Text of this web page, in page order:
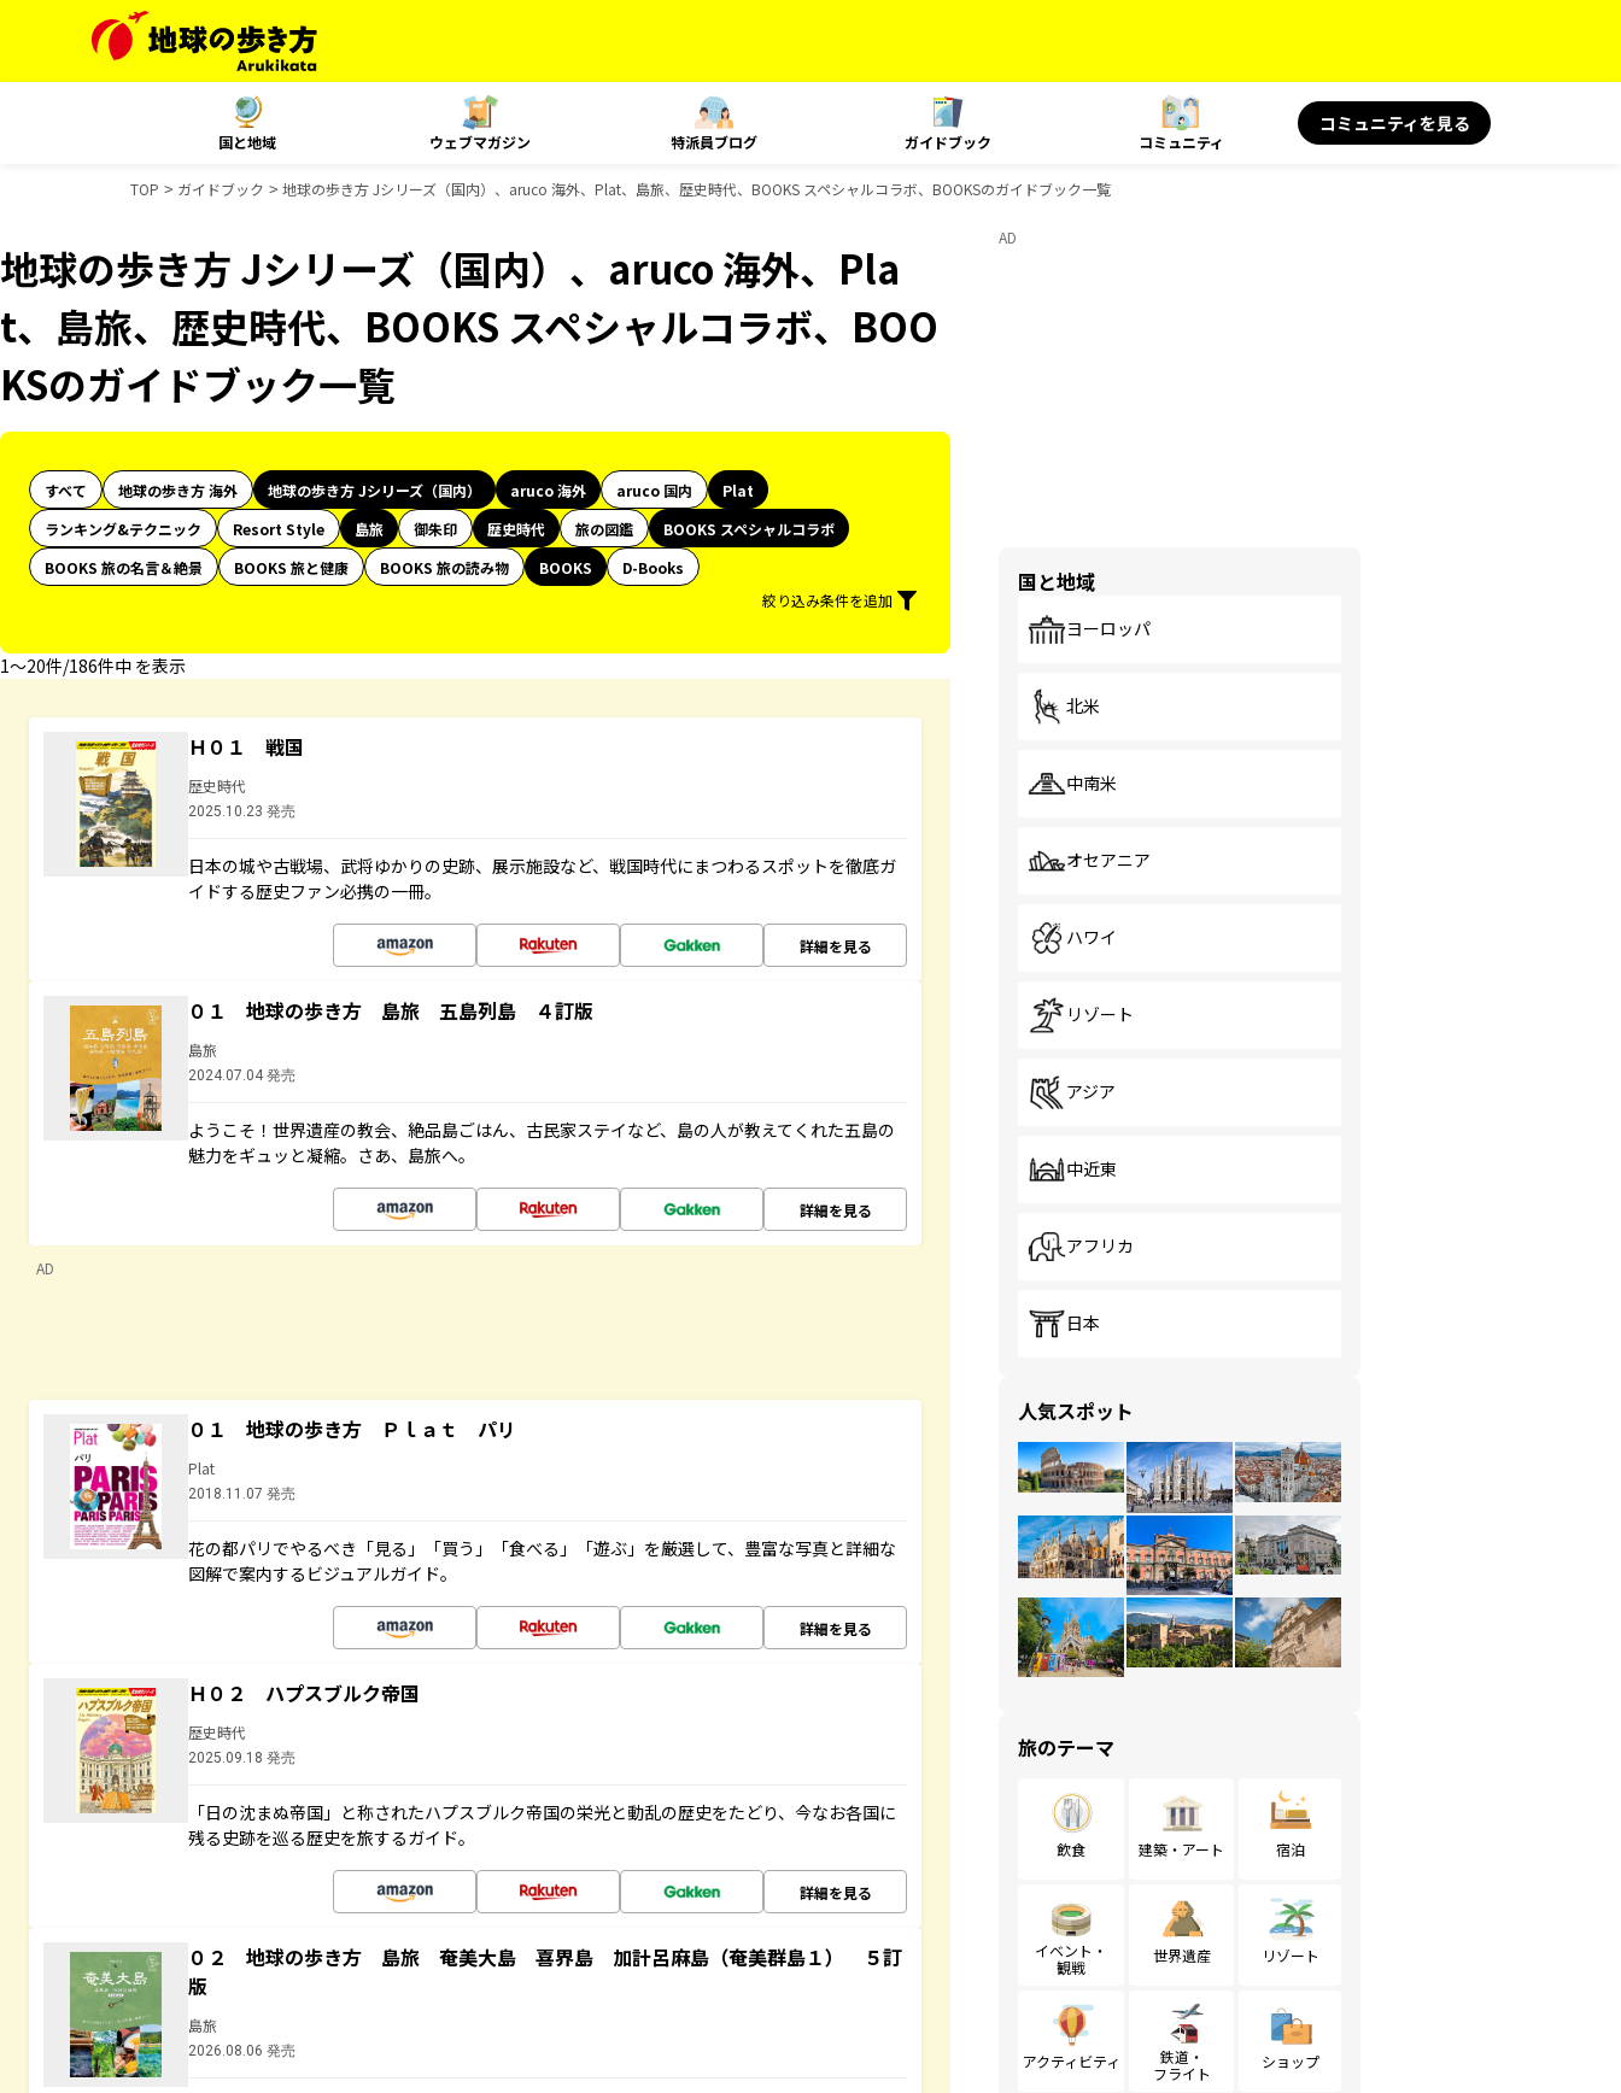
国と地域 ウェブマガジン 特派員ブログ ガイドブック コミュニティ
コミュニティを見る
TOP ガイドブック 地球の歩き方 Jシリーズ（国内）、aruco 海外、Plat、島旅、歴史時代、BOOKS スペシャルコラボ、BOOKSのガイドブック一覧
地球の歩き方 Jシリーズ（国内）、aruco 海外、Pla
t、島旅、歴史時代、BOOKS スペシャルコラボ、BOO
KSのガイドブック一覧
すべて 地球の歩き方 海外 地球の歩き方 Jシリーズ（国内） aruco 海外 aruco 国内
Plat
ランキング&テクニック
Resort Style 島旅 御朱印 歴史時代 旅の図鑑
BOOKS スペシャルコラボ
BOOKS 旅の名言＆絶景
BOOKS 旅と健康 BOOKS 旅の読み物 BOOKS
D-Books
絞り込み条件を追加
1〜20件/186件中 を表示
Ｈ０１ 戦国
歴史時代
2025.10.23 発売
日本の城や古戦場、武将ゆかりの史跡、展示施設など、戦国時代にまつわるスポットを徹底ガ
イドする歴史ファン必携の一冊。
詳細を見る
０１ 地球の歩き方 島旅 五島列島 ４訂版
島旅
2024.07.04 発売
ようこそ！世界遺産の教会、絶品島ごはん、古民家ステイなど、島の人が教えてくれた五島の
魅力をギュッと凝縮。さあ、島旅へ。
詳細を見る
AD
０１ 地球の歩き方 Ｐｌａｔ パリ
Plat
2018.11.07 発売
花の都パリでやるべき「見る」「買う」「食べる」「遊ぶ」を厳選して、豊富な写真と詳細な
図解で案内するビジュアルガイド。
詳細を見る
Ｈ０２ ハプスブルク帝国
歴史時代
2025.09.18 発売
「日の沈まぬ帝国」と称されたハプスブルク帝国の栄光と動乱の歴史をたどり、今なお各国に
残る史跡を巡る歴史を旅するガイド。
詳細を見る
０２ 地球の歩き方 島旅 奄美大島 喜界島 加計呂麻島（奄美群島１） ５訂
版
島旅
2026.08.06 発売
AD
国と地域
ヨーロッパ
北米
中南米
オセアニア
ハワイ
リゾート
アジア
中近東
アフリカ
日本
人気スポット
旅のテーマ
飲食 建築・アート 宿泊
イベント・
観戦
世界遺産 リゾート
アクティビティ
鉄道・
フライト
ショップ